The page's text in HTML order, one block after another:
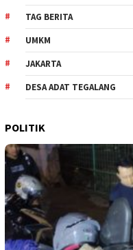
TAG BERITA
UMKM
JAKARTA
DESA ADAT TEGALANG
POLITIK